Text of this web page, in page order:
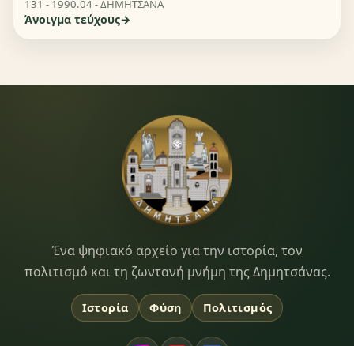
131 - 1990.04 - ΔΗΜΗΤΣΑΝΑ
Άνοιγμα τεύχους
Dimitsana.gr
Ένα ψηφιακό αρχείο για την ιστορία, τον
πολιτισμό και τη ζωντανή μνήμη της Δημητσάνας.
Ιστορία Φύση Πολιτισμός